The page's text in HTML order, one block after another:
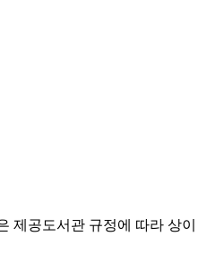
제공도서관 규정에 따라 상이